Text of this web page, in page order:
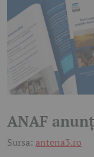
ANAF
Sursa: antena3.ro